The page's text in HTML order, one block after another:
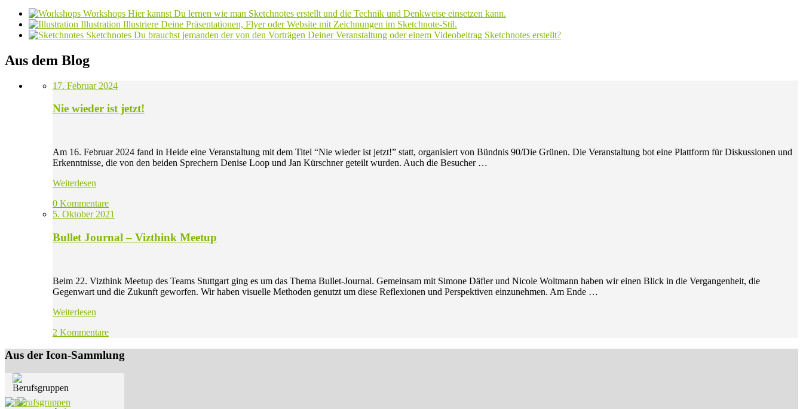
Workshops Hier kannst Du lernen wie man Sketchnotes erstellt und die Technik und Denkweise einsetzen kann.
Illustration Illustriere Deine Präsentationen, Flyer oder Website mit Zeichnungen im Sketchnote-Stil.
Sketchnotes Du brauchst jemanden der von den Vorträgen Deiner Veranstaltung oder einem Videobeitrag Sketchnotes erstellt?
Aus dem Blog
17. Februar 2024
Nie wieder ist jetzt!
Am 16. Februar 2024 fand in Heide eine Veranstaltung mit dem Titel “Nie wieder ist jetzt!” statt, organisiert von Bündnis 90/Die Grünen. Die Veranstaltung bot eine Plattform für Diskussionen und
Erkenntnisse, die von den beiden Sprechern Denise Loop und Jan Kürschner geteilt wurden. Auch die Besucher …
Weiterlesen
0 Kommentare
5. Oktober 2021
Bullet Journal – Vizthink Meetup
Beim 22. Vizthink Meetup des Teams Stuttgart ging es um das Thema Bullet-Journal. Gemeinsam mit Simone Däfler und Nicole Woltmann haben wir einen Blick in die Vergangenheit, die
Gegenwart und die Zukunft geworfen. Wir haben visuelle Methoden genutzt um diese Reflexionen und Perspektiven einzunehmen. Am Ende …
Weiterlesen
2 Kommentare
Aus der Icon-Sammlung